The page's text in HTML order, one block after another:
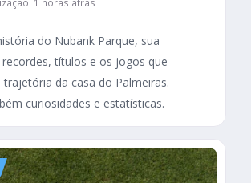
do Nubank Parque, sua
recordes, títulos e os jogos que
da casa do Palmeiras.
curiosidades e estatísticas.